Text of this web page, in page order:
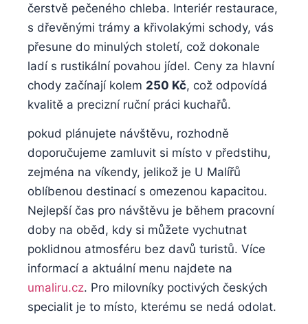
čerstvě pečeného chleba.​ Interiér restaurace,
s dřevěnými trámy⁤ a křivolakými schody, vás
přesune ​do minulých století, což dokonale
ladí​ s ⁤rustikální povahou ⁤jídel.⁣ Ceny ⁣za hlavní
chody začínají kolem 250 Kč,⁢ což odpovídá
kvalitě ⁢a precizní ruční práci⁢ kuchařů.
pokud plánujete návštěvu, rozhodně
doporučujeme zamluvit si místo v předstihu,⁤
zejména na víkendy,​ jelikož je U‌ Malířů
oblíbenou destinací ‍s omezenou⁢ kapacitou.
‌Nejlepší čas pro návštěvu je ⁣během ⁤pracovní
⁣doby​ na oběd, kdy⁢ si ​můžete vychutnat
poklidnou atmosféru bez ⁣davů turistů. ⁤Více
informací ⁢a aktuální menu najdete na
umaliru.cz. ⁣Pro⁢ milovníky⁤ poctivých českých
specialit⁣ je‍ to místo, ⁢kterému⁤ se nedá odolat.